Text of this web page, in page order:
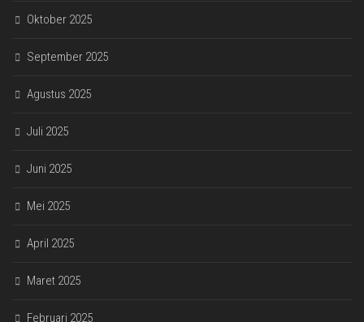
Oktober 2025
September 2025
Agustus 2025
Juli 2025
Juni 2025
Mei 2025
April 2025
Maret 2025
Februari 2025